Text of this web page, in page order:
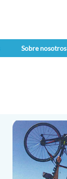
Sobre nosotros